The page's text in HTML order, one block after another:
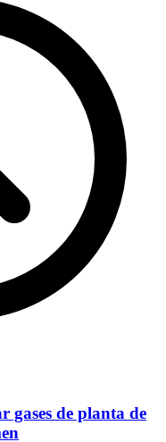
gases de planta de